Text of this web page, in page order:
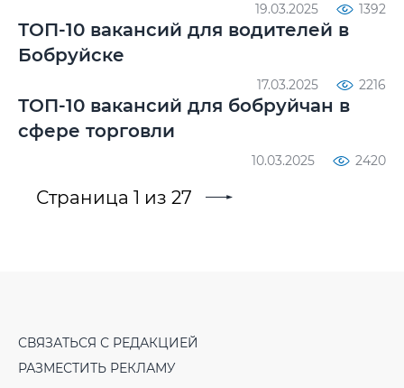
19.03.2025 1392
ТОП-10 вакансий для водителей в
Бобруйске
17.03.2025 2216
ТОП-10 вакансий для бобруйчан в
сфере торговли
10.03.2025 2420
Страница 1 из 27
СВЯЗАТЬСЯ С РЕДАКЦИЕЙ
РАЗМЕСТИТЬ РЕКЛАМУ